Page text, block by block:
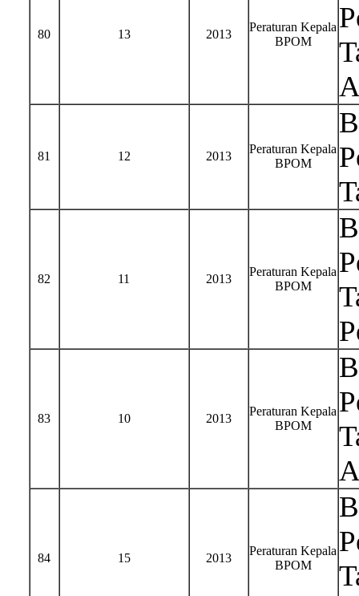
80 13 2013
Peraturan Kepala
BPOM
81 12 2013
Peraturan Kepala
BPOM
82 11 2013
Peraturan Kepala
BPOM
83 10 2013
Peraturan Kepala
BPOM
84 15 2013
Peraturan Kepala
BPOM